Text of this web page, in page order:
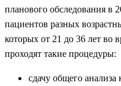
планового обследования в
пациентов разных
которых от 21 до 36 лет во
проходят такие процедуры:
сдачу общего